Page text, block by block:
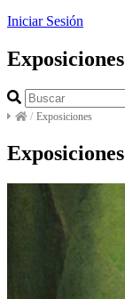
Iniciar Sesión
Exposiciones
/ Exposiciones
Exposiciones